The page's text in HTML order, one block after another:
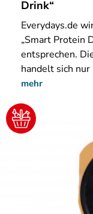
Drink“
Everydays.de
„Smart Protein
entsprechen.
handelt sich
mehr